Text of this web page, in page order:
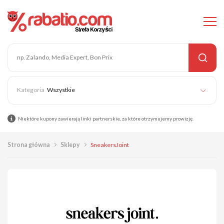
Wszystkie
Niektóre kupony zawierają linki partnerskie, za które otrzymujemy prowizję.
Strona główna Sklepy SneakersJoint